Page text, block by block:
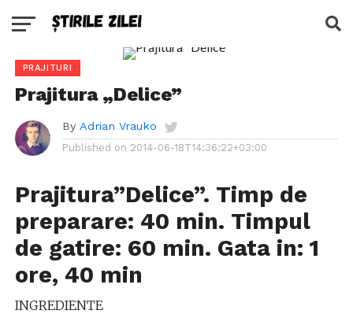
PRAJITURI
Prajitura „Delice”
By Adrian Vrauko
Published on 2014-06-18T14:36:22+03:00
Prajitura”Delice”. Timp de
preparare: 40 min. Timpul
de gatire: 60 min. Gata in: 1
ore, 40 min
INGREDIENTE